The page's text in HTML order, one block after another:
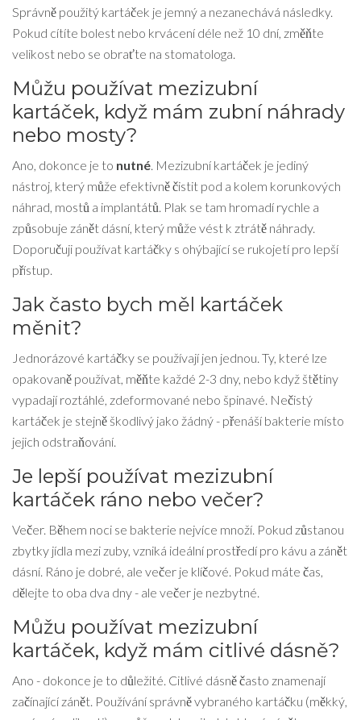
Správně použitý kartáček je jemný a nezanechává následky.
Pokud cítíte bolest nebo krvácení déle než 10 dní, změňte
velikost nebo se obraťte na stomatologa.
Můžu používat mezizubní
kartáček, když mám zubní náhrady
nebo mosty?
Ano, dokonce je to nutné. Mezizubní kartáček je jediný
nástroj, který může efektivně čistit pod a kolem korunkových
náhrad, mostů a implantátů. Plak se tam hromadí rychle a
způsobuje zánět dásní, který může vést k ztrátě náhrady.
Doporučuji používat kartáčky s ohýbající se rukojetí pro lepší
přístup.
Jak často bych měl kartáček
měnit?
Jednorázové kartáčky se používají jen jednou. Ty, které lze
opakovaně používat, měňte každé 2-3 dny, nebo když štětiny
vypadají roztáhlé, zdeformované nebo špinavé. Nečistý
kartáček je stejně škodlivý jako žádný - přenáší bakterie místo
jejich odstraňování.
Je lepší používat mezizubní
kartáček ráno nebo večer?
Večer. Během noci se bakterie nejvíce množí. Pokud zůstanou
zbytky jídla mezi zuby, vzniká ideální prostředí pro kávu a zánět
dásní. Ráno je dobré, ale večer je klíčové. Pokud máte čas,
dělejte to oba dva dny - ale večer je nezbytné.
Můžu používat mezizubní
kartáček, když mám citlivé dásně?
Ano - dokonce je to důležité. Citlivé dásně často znamenají
začínající zánět. Používání správně vybraného kartáčku (měkký,